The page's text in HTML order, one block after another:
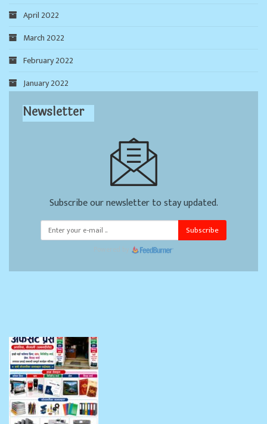
April 2022
March 2022
February 2022
January 2022
Newsletter
Subscribe our newsletter to stay updated.
Subscribe